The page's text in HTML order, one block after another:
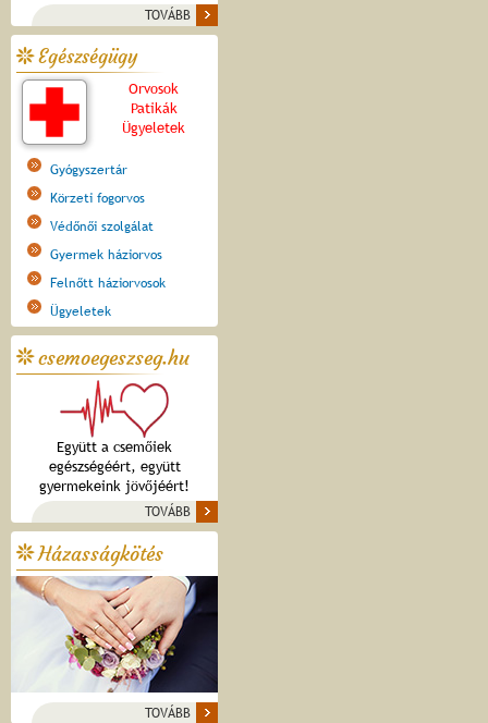
TOVÁBB
Egészségügy
Orvosok
Patikák
Ügyeletek
Gyógyszertár
Körzeti fogorvos
Védőnői szolgálat
Gyermek háziorvos
Felnőtt háziorvosok
Ügyeletek
csemoegeszseg.hu
Együtt a csemőiek
egészségéért, együtt
gyermekeink jövőjéért!
TOVÁBB
Házasságkötés
TOVÁBB